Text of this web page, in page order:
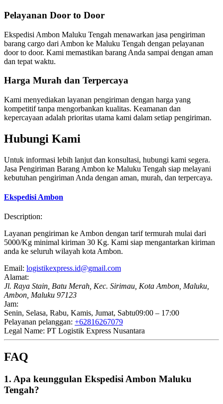
Pelayanan Door to Door
Ekspedisi Ambon Maluku Tengah menawarkan jasa pengiriman
barang cargo dari Ambon ke Maluku Tengah dengan pelayanan
door to door. Kami memastikan barang Anda sampai dengan aman
dan tepat waktu.
Harga Murah dan Terpercaya
Kami menyediakan layanan pengiriman dengan harga yang
kompetitif tanpa mengorbankan kualitas. Keamanan dan
kepercayaan adalah prioritas utama kami dalam setiap pengiriman.
Hubungi Kami
Untuk informasi lebih lanjut dan konsultasi, hubungi kami segera.
Jasa Pengiriman Barang Ambon ke Maluku Tengah siap melayani
kebutuhan pengiriman Anda dengan aman, murah, dan terpercaya.
Ekspedisi Ambon
Description:
Layanan pengiriman ke Ambon dengan tarif termurah mulai dari
5000/Kg minimal kiriman 30 Kg. Kami siap mengantarkan kiriman
anda ke seluruh wilayah kota Ambon.
Email: logistikexpress.id@gmail.com
Alamat:
Jl. Raya Stain, Batu Merah, Kec. Sirimau, Kota Ambon, Maluku,
Ambon, Maluku 97123
Jam:
Senin, Selasa, Rabu, Kamis, Jumat, Sabtu09:00 – 17:00
Pelayanan pelanggan: +62816267079
Legal Name: PT Logistik Express Nusantara
FAQ
1. Apa keunggulan Ekspedisi Ambon Maluku
Tengah?